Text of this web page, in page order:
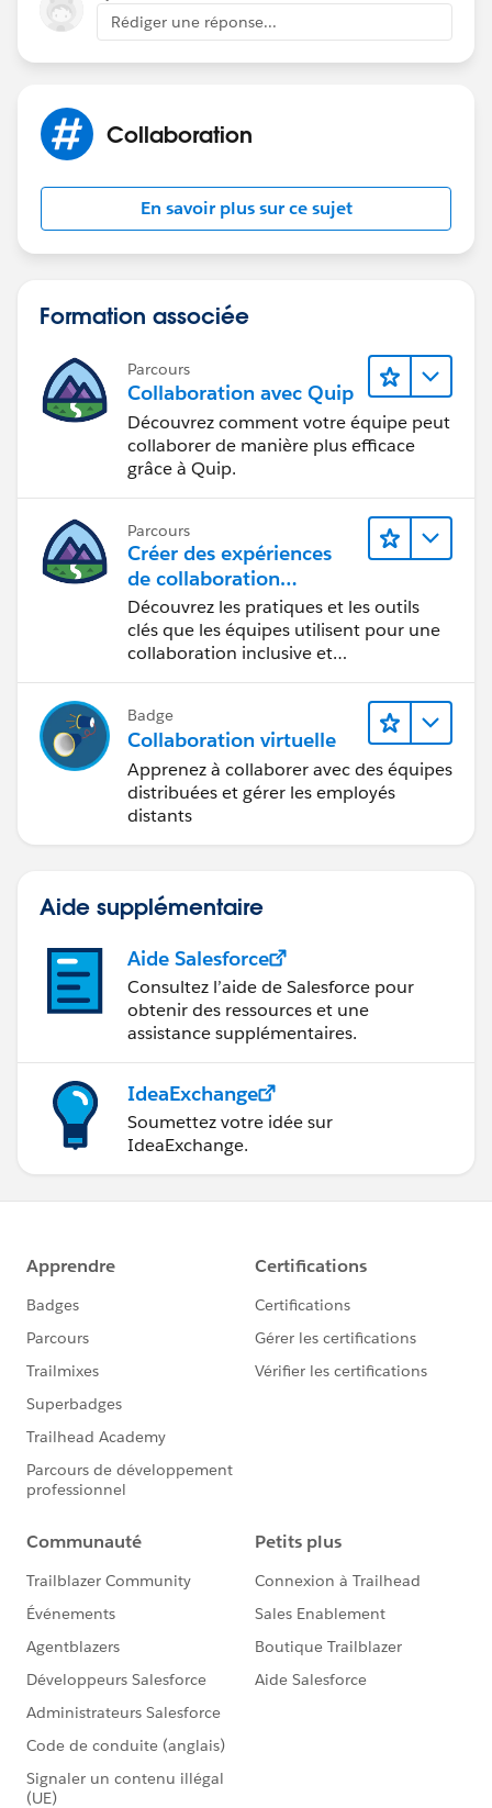
Rédiger une réponse...
Collaboration
En savoir plus sur ce sujet
Formation associée
Parcours
Collaboration avec Quip
Découvrez comment votre équipe peut
collaborer de manière plus efficace
grâce à Quip.
Parcours
Créer des expériences
de collaboration
inclusives lors du
processus de conception
Découvrez les pratiques et les outils
clés que les équipes utilisent pour une
collaboration inclusive et
interdisciplinaire.
Badge
Collaboration virtuelle
Apprenez à collaborer avec des équipes
distribuées et gérer les employés
distants
Aide supplémentaire
Aide Salesforce
Consultez l’aide de Salesforce pour
obtenir des ressources et une
assistance supplémentaires.
IdeaExchange
Soumettez votre idée sur
IdeaExchange.